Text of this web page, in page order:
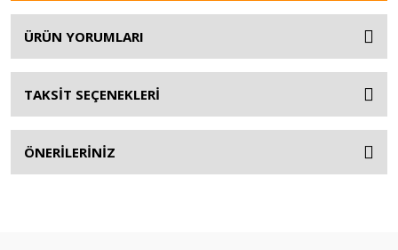
ÜRÜN YORUMLARI
TAKSİT SEÇENEKLERİ
ÖNERİLERİNİZ